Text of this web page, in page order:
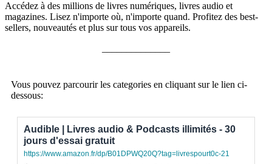
Accédez à des millions de livres numériques, livres audio et
magazines. Lisez n'importe où, n'importe quand. Profitez des best-
sellers, nouveautés et plus sur tous vos appareils.
Vous pouvez parcourir les categories en cliquant sur le lien ci-
dessous:
Audible | Livres audio & Podcasts illimités - 30
jours d'essai gratuit
https://www.amazon.fr/dp/B01DPWQ20Q?tag=livrespourt0c-21